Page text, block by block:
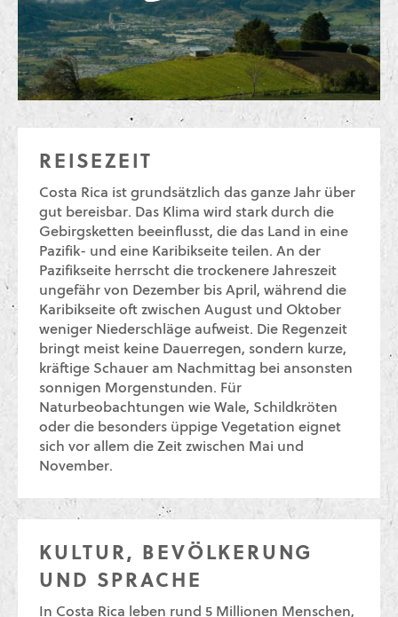
REISEZEIT
Costa Rica ist grundsätzlich das ganze Jahr über
gut bereisbar. Das Klima wird stark durch die
Gebirgsketten beeinflusst, die das Land in eine
Pazifik- und eine Karibikseite teilen. An der
Pazifikseite herrscht die trockenere Jahreszeit
ungefähr von Dezember bis April, während die
Karibikseite oft zwischen August und Oktober
weniger Niederschläge aufweist. Die Regenzeit
bringt meist keine Dauerregen, sondern kurze,
kräftige Schauer am Nachmittag bei ansonsten
sonnigen Morgenstunden. Für
Naturbeobachtungen wie Wale, Schildkröten
oder die besonders üppige Vegetation eignet
sich vor allem die Zeit zwischen Mai und
November.
KULTUR, BEVÖLKERUNG
UND SPRACHE
In Costa Rica leben rund 5 Millionen Menschen,